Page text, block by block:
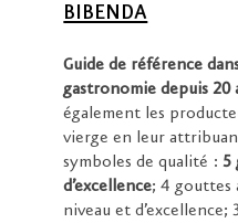
BIBENDA
Guide de référence
gastronomie depuis 20
également les
vierge en leur
symboles de qualité :5
d’excellence; 4 gouttes
niveau et